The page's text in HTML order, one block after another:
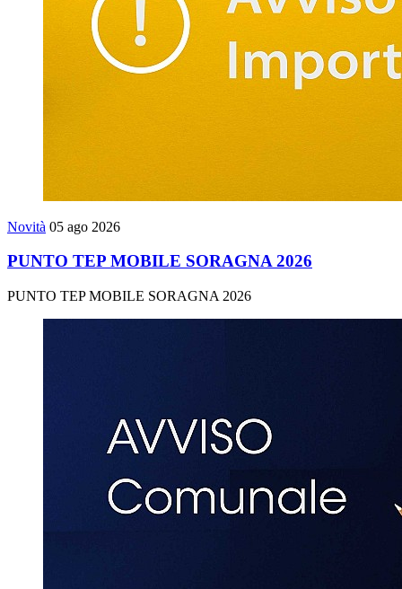
Novità 05 ago 2026
PUNTO TEP MOBILE SORAGNA 2026
PUNTO TEP MOBILE SORAGNA 2026